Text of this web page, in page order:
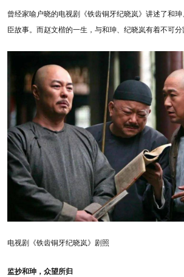
曾经家喻户晓的电视剧《铁齿铜牙纪晓岚》讲述了和
臣故事。而赵文楷的一生，与和珅、纪晓岚有着不可分
电视剧《铁齿铜牙纪晓岚》剧照
监抄和珅，众望所归